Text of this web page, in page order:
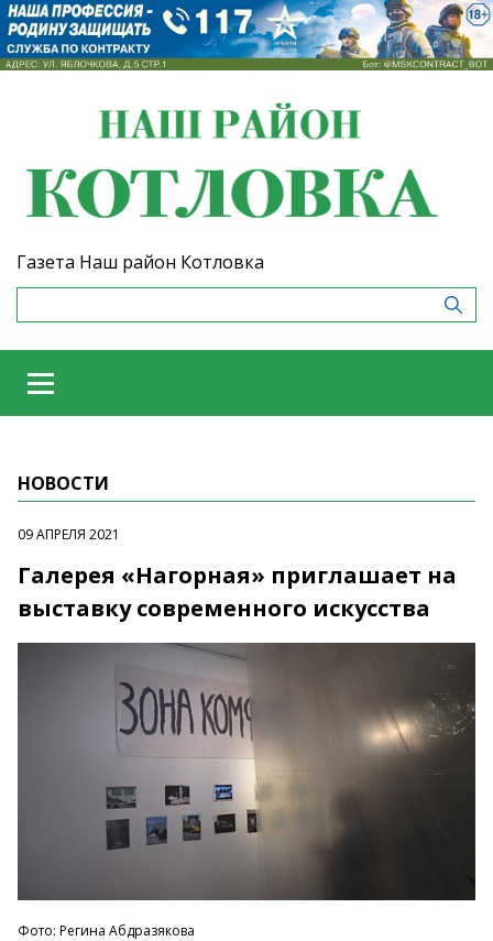
Газета Наш район Котловка
НОВОСТИ
09 АПРЕЛЯ 2021
Галерея «Нагорная» приглашает на
выставку современного искусства
Фото: Регина Абдразякова